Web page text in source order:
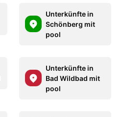
Unterkünfte in
Schönberg mit
pool
Unterkünfte in
Bad Wildbad mit
pool